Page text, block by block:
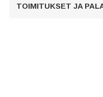
TOIMITUKSET JA